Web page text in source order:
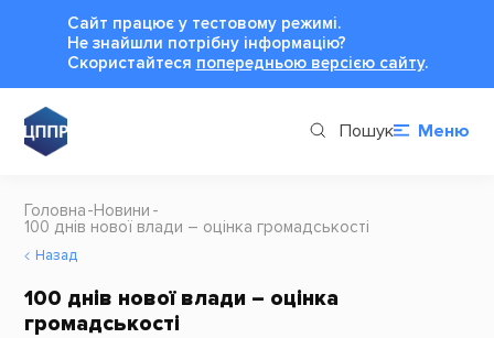
Сайт працює у тестовому режимі.
Не знайшли потрібну інформацію?
Cкористайтеся попередньою версією сайту.
Пошук Меню
Головна Новини
100 днів нової влади – оцінка громадськості
Назад
100 днів нової влади – оцінка
громадськості